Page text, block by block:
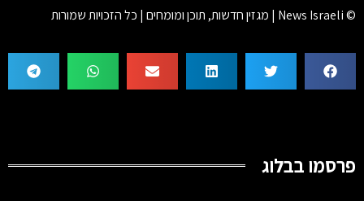
© News Israeli | מגזין חדשות, תוכן ומומחים | כל הזכויות שמורות
פרסמו בבלוג